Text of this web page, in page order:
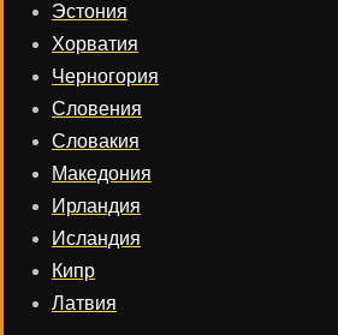
Эстония
Хорватия
Черногория
Словения
Словакия
Македония
Ирландия
Исландия
Кипр
Латвия